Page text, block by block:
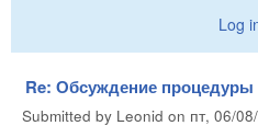
Log
Re: Обсуждение процедуры
Submitted by Leonid on пт, 06/